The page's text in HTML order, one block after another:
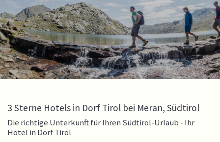
3 Sterne Hotels in Dorf Tirol bei Meran, Südtirol
Die richtige Unterkunft für Ihren Südtirol-Urlaub - Ihr
Hotel in Dorf Tirol